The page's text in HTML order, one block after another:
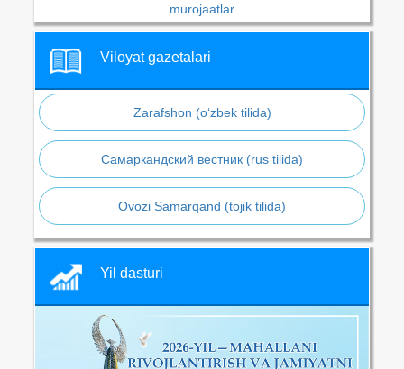
murojaatlar
Viloyat gazetalari
Zarafshon (o‘zbek tilida)
Самаркандский вестник (rus tilida)
Ovozi Samarqand (tojik tilida)
Yil dasturi